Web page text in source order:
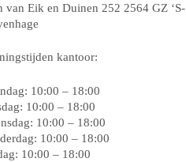
van Eik en Duinen 252 2564 GZ ‘S-
kantoor:
10:00 – 18:00
10:00 – 18:00
10:00 – 18:00
10:00 – 18:00
10:00 – 18:00